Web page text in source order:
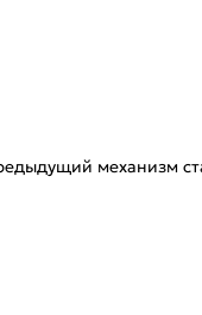
механизм